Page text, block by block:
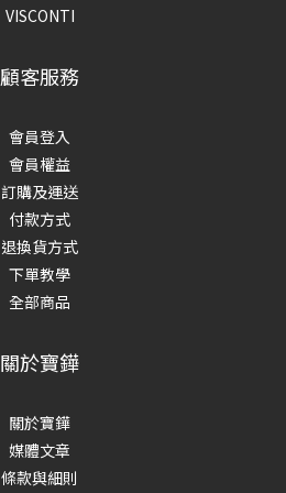
VISCONTI
顧客服務
會員登入
會員權益
訂購及運送
付款方式
退換貨方式
下單教學
全部商品
關於寶鏵
關於寶鏵
媒體文章
條款與細則